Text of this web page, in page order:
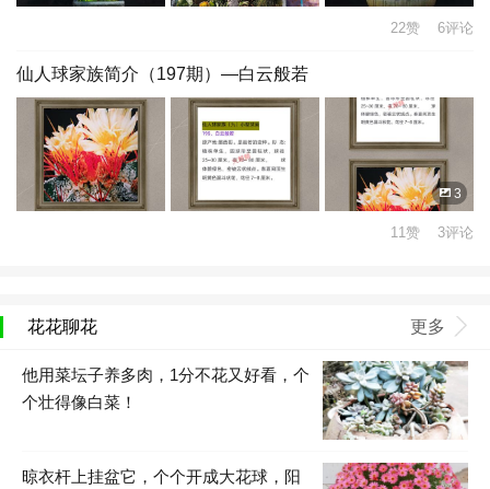
22赞 6评论
仙人球家族简介（197期）—白云般若
3
11赞 3评论
花花聊花 更多
他用菜坛子养多肉，1分不花又好看，个
个壮得像白菜！
晾衣杆上挂盆它，个个开成大花球，阳